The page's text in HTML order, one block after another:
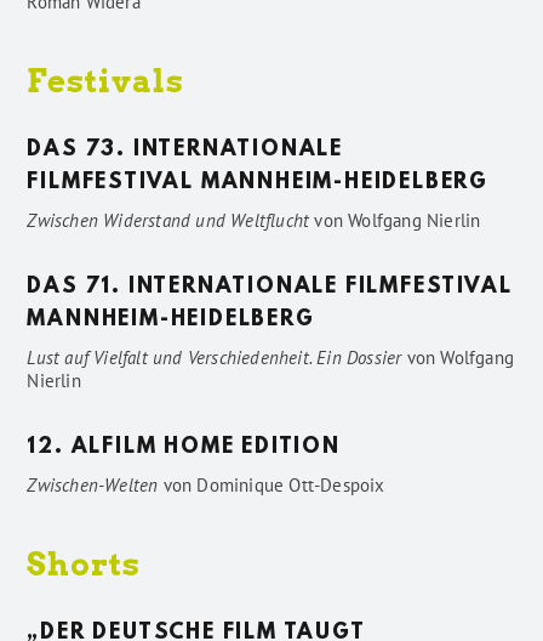
Festivals
DAS 73. INTERNATIONALE
FILMFESTIVAL MANNHEIM-HEIDELBERG
Zwischen Widerstand und WeltfluchtvonWolfgang Nierlin
DAS 71. INTERNATIONALE FILMFESTIVAL
MANNHEIM-HEIDELBERG
Lust auf Vielfalt und Verschiedenheit. Ein DossiervonWolfgang
Nierlin
12. ALFILM HOME EDITION
Zwischen-Welten von Dominique Ott-Despoix
Shorts
„DER DEUTSCHE FILM TAUGT